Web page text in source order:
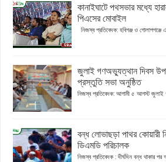
কানাইঘাটে পথসভার মধ্যে
পিএসের মোবাইল
নিজস্ব প্রতিবেদক: হবিগঞ্জ ও গোলাপগঞ্জে
জুলাই গণঅভ্যুত্থান দিবস
প্রস্তুতি সভা অনুষ্ঠিত
নিজস্ব প্রতিবেদক: আগামী ৫ আগস্ট
বন্ধ লোভাছড়া পাথর
ডিএমডি পরিচালক
নিজস্ব প্রতিবেদক : দীর্ঘদিন বন্ধ থাকার